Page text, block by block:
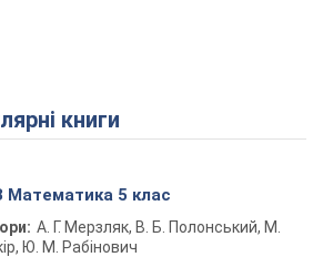
книги
Математика 5 клас
А. Г. Мерзляк, В. Б. Полонський, М.
Ю. М. Рабінович